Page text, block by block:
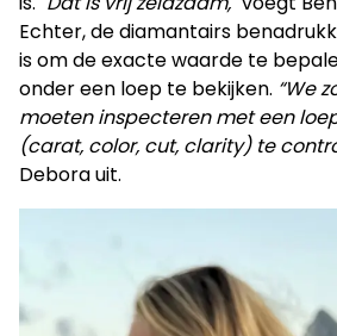
Echter, de diamantairs
is om de exacte waarde te
onder een loep te bekijken. “We
moeten inspecteren met een
(carat, color, cut, clarity) te
Debora uit.